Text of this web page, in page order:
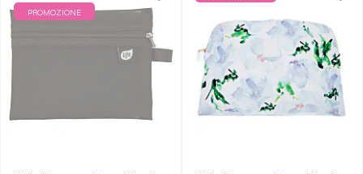
PROMOZIONE